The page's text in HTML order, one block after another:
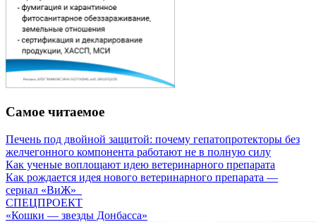
Самое читаемое
Печень под двойной защитой: почему гепатопротекторы без
желчегонного компонента работают не в полную силу
Как ученые воплощают идею ветеринарного препарата
Как рождается идея нового ветеринарного препарата —
сериал «ВиЖ»
СПЕЦПРОЕКТ
«Кошки — звезды Донбасса»